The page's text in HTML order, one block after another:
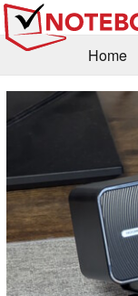
Home
FAQ/Técnica
Orientación para la
Contacto